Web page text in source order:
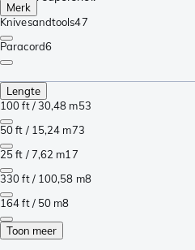
Merk
Knivesandtools47
Paracord6
Lengte
100 ft / 30,48 m53
50 ft / 15,24 m73
25 ft / 7,62 m17
330 ft / 100,58 m8
164 ft / 50 m8
Toon meer